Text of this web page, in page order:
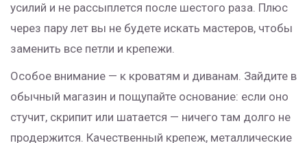
усилий и не рассыплется после шестого раза. Плюс
через пару лет вы не будете искать мастеров, чтобы
заменить все петли и крепежи.
Особое внимание — к кроватям и диванам. Зайдите в
обычный магазин и пощупайте основание: если оно
стучит, скрипит или шатается — ничего там долго не
продержится. Качественный крепеж, металлические